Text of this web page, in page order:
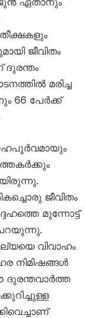
ജീവിതം
മരിച്ച
66 പേർക്ക്
ജീവിതം
മുന്നോട്ട്
വിവാഹം
നിമിഷങ്ങൾ